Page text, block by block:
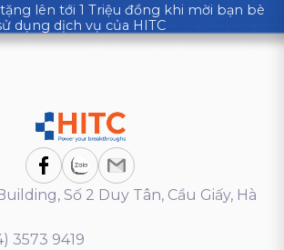
lên tới 1 Triệu đồng khi mời bạn bè
dụng dịch vụ của HITC
Số 2 Duy Tân, Cầu Giấy, Hà
3573 9419